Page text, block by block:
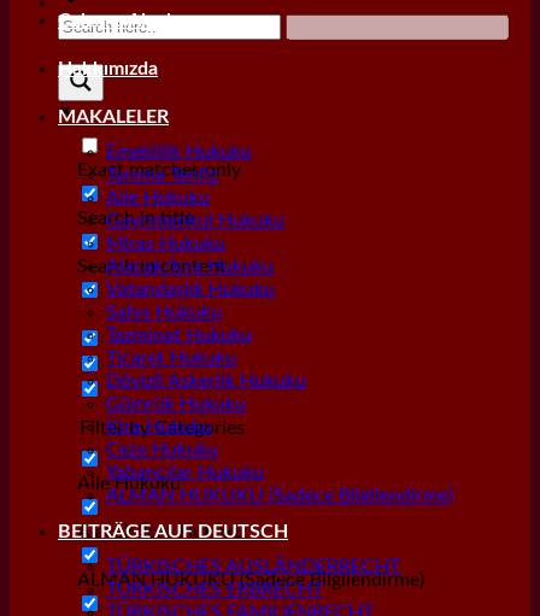
Exact matches only
Search in title
Search in content
Filter by Categories
Aile Hukuku
Alacak/İcra Hukuku
ALMAN HUKUKU (Sadece Bilgilendirme)
Çalışma Alanları
Hakkımızda
MAKALELER
Emeklilik Hukuku
Tanıma Tenfiz
Aile Hukuku
Gayrımenkul Hukuku
Miras Hukuku
Alacak/İcra Hukuku
Vatandaşlık Hukuku
Şahıs Hukuku
Tazminat Hukuku
Ticaret Hukuku
Dövizli Askerlik Hukuku
Gümrük Hukuku
Kira Hukuku
Ceza Hukuku
Yabancılar Hukuku
ALMAN HUKUKU (Sadece Bilgilendirme)
BEITRÄGE AUF DEUTSCH
TÜRKISCHES AUSLÄNDERRECHT
TÜRKISCHES ERBRECHT